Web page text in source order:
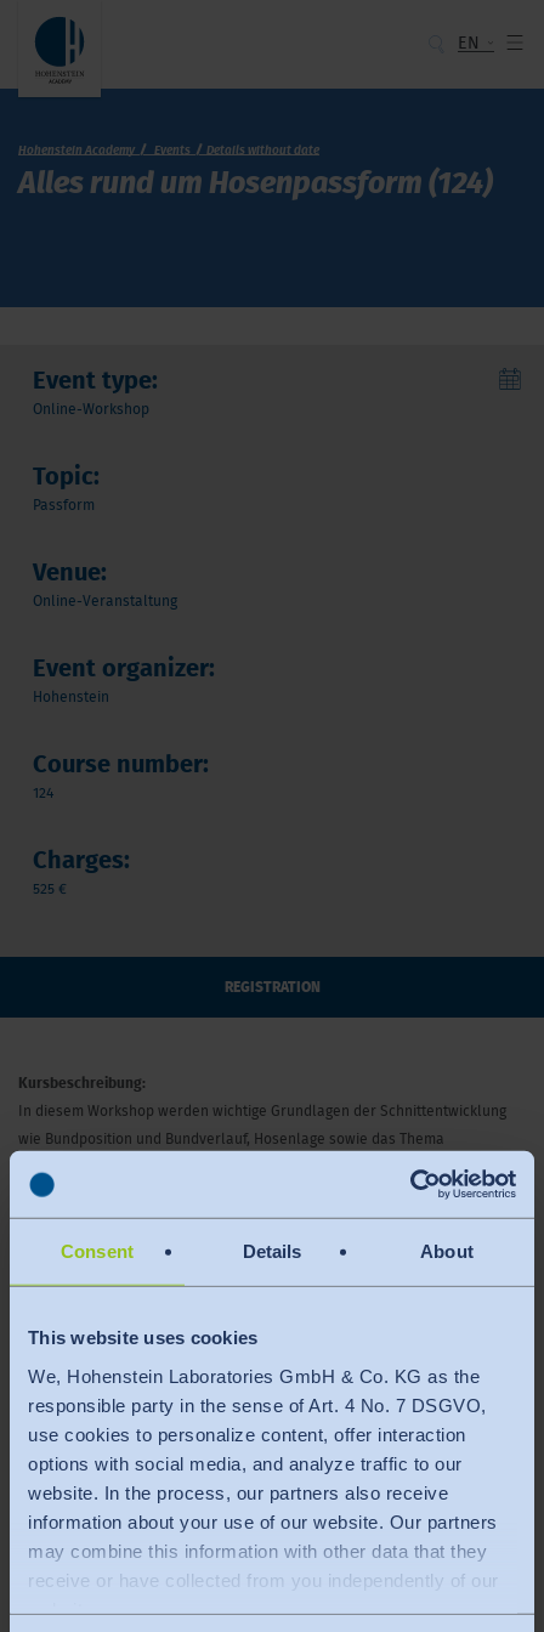
Consent Details About
This website uses cookies
We, Hohenstein Laboratories GmbH & Co. KG as the
responsible party in the sense of Art. 4 No. 7 DSGVO,
use cookies to personalize content, offer interaction
options with social media, and analyze traffic to our
website. In the process, our partners also receive
information about your use of our website. Our partners
may combine this information with other data that they
receive or have collected from you independently of our
EN
Hohenstein Academy Events Details without date
Al­les rund um Ho­sen­­pass­form (124)
Event type:
Online-Workshop
Topic:
Passform
Venue:
Online-Veranstaltung
Event organizer:
Hohenstein
Course number:
124
Charges:
525 €
REGISTRATION
Kursbeschreibung:
In diesem Workshop werden wichtige Grundlagen der Schnittentwicklung
wie Bundposition und Bundverlauf, Hosenlage sowie das Thema
Spaltdurchmesser thematisiert. Unterschiede in der Schnittaufstellung
zwischen klassischer Stoffhose und Jeans werden ebenso erläutert wie die
Zusammenhänge der Schnittführung und Verarbeitung. Die Darstellung der
Inhalte erfolgt für Damen- und Herrenhosen.
gemeinsamen Passformanalyse einzuschicken. Ergebnisse und
Lösungsansätze werden im praktischen Teil des Workshops vorgestellt und
diskutiert. Dies stellt aber nur ein Angebot und keine Voraussetzung zur
Teilnahme am Workshop dar.
Hinweis:
Es werden vorab immer die schnitttechnischen Grundlagen erklärt, so dass
allen weiteren Ausführungen im Workshop leicht gefolgt werden kann.